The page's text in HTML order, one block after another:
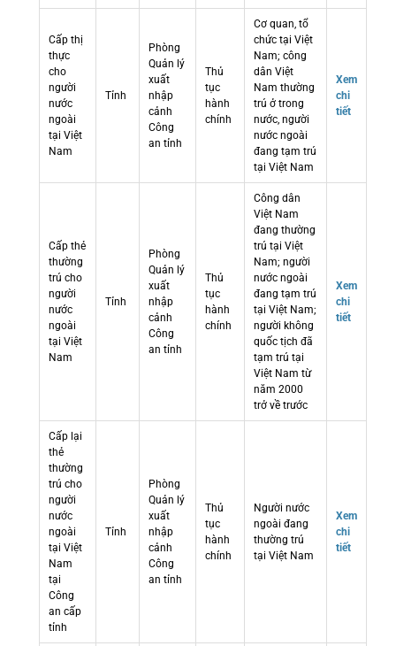
Cấp thị
thực
cho
người
nước
ngoài
tại Việt
Nam
Tỉnh
Phòng
Quản lý
xuất
nhập
cảnh
Công
an tỉnh
Thủ
tục
hành
chính
Cơ quan, tổ
chức tại Việt
Nam; công
dân Việt
Nam thường
trú ở trong
nước, người
nước ngoài
đang tạm trú
tại Việt Nam
Xem
chi
tiết
Cấp thẻ
thường
trú cho
người
nước
ngoài
tại Việt
Nam
Tỉnh
Phòng
Quản lý
xuất
nhập
cảnh
Công
an tỉnh
Thủ
tục
hành
chính
Công dân
Việt Nam
đang thường
trú tại Việt
Nam; người
nước ngoài
đang tạm trú
tại Việt Nam;
người không
quốc tịch đã
tạm trú tại
Việt Nam từ
năm 2000
trở về trước
Xem
chi
tiết
Cấp lại
thẻ
thường
trú cho
người
nước
ngoài
tại Việt
Nam
tại
Công
an cấp
tỉnh
Tỉnh
Phòng
Quản lý
xuất
nhập
cảnh
Công
an tỉnh
Thủ
tục
hành
chính
Người nước
ngoài đang
thường trú
tại Việt Nam
Xem
chi
tiết